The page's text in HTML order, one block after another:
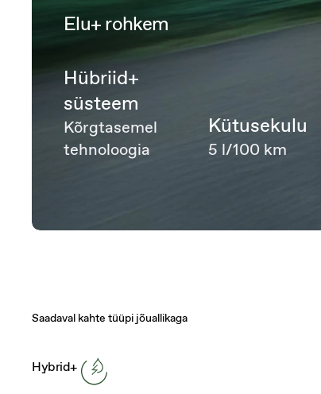
Elu+ rohkem
Hübriid+
süsteem
Kõrgtasemel
tehnoloogia
Kütusekulu
5 l/100 km
Saadaval kahte tüüpi jõuallikaga
Hybrid+